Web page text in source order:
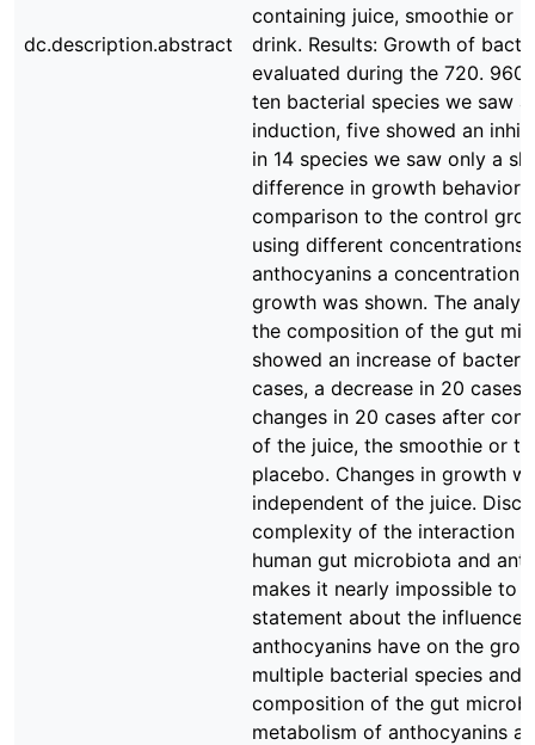
dc.description.abstract
containing juice, smoothie or
drink. Results: Growth of
evaluated during the 720. 960.
ten bacterial species we saw
induction, five showed an
in 14 species we saw only a
difference in growth behavior
comparison to the control
using different concentrations
anthocyanins a concentration
growth was shown. The
the composition of the gut
showed an increase of
cases, a decrease in 20 cases
changes in 20 cases after
of the juice, the smoothie or
placebo. Changes in growth
independent of the juice.
complexity of the interaction
human gut microbiota and
makes it nearly impossible to
statement about the influence
anthocyanins have on the
multiple bacterial species and
composition of the gut
metabolism of anthocyanins